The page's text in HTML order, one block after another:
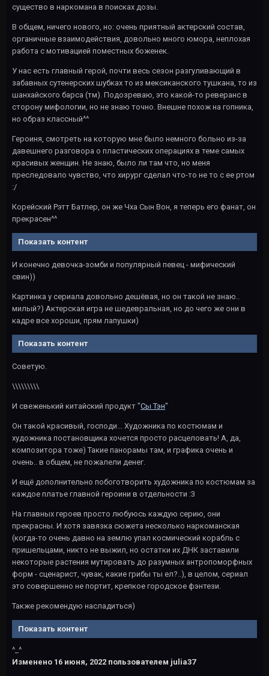
существо в наркомана в поисках дозы.
В общем, ничего нового, но: очень приятный актерский состав,
органичные взаимодействия, довольно много юмора, неплохая
работа с мотивацией поместных боженек.
У нас есть главный герой, почти весь сезон разгуливающий в
забавных сутенерских шубках то из мексиканского тушкана, то из
шанхайского барса (тм). Подозреваю, это какой-то реверанс в
сторону мифологии, но не знаю точно. Внешне похож на гопника,
но образ классный^^
Героиня, смотреть на которую мне было немного больно из-за
давешнего разговора о пластических операциях в теме самых
красивых женщин. Не знаю, было ли там что, но меня
преследовало чувство, что хирург сделал что-то не то с ее ртом
:/
Корейский Рэтт Батлер, он же Чха Сын Вон, я теперь его фанат, он
прекрасен^^
Показать контент
И конечно девочка-зомби и популярный певец - мифический
свин))
Картинка у сериала довольно дешёвая, но он такой не знаю..
милый?) Актерская игра не шедевральная, но до чего же они в
кадре все хороши, прям лапушки)
Показать контент
Советую.
\\\\\\\\\
И свеженький китайский продукт "Сы Тэн"
Он такой красивый, господи... Художника по костюмам и
художника постановщика хочется просто расцеловать! А, да,
композитора тоже) Такие панорамы там, и графика очень и
очень.. в общем, не пожалели денег.
И ещё дополнительно побоготворить художника по костюмам за
каждое платье главной героини в отдельности :3
На главных героев просто любуюсь каждую серию, они
прекрасны. И хотя завязка сюжета несколько наркоманская
(когда-то очень давно на землю упал космический корабль с
пришельцами, никто не выжил, но остатки их ДНК заставили
некоторые растения мутировать до разумных антропоморфных
форм - сценарист, чувак, какие грибы ты ел?..), в целом, сериал
это совершенно не портит, крепкое городское фэнтези.
Также рекомендую насладиться)
Показать контент
^_^
Изменено 16 июня, 2022 пользователем julia37